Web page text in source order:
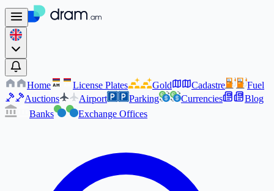
Home AM License Plates Gold Cadastre
Fuel
Auctions
Airport Parking Currencies
Blog
Banks
Exchange Offices